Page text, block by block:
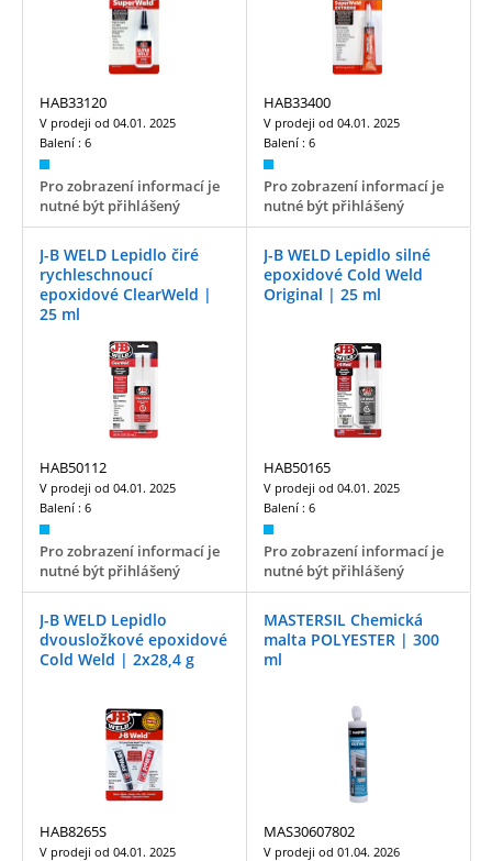
HAB33120
V prodeji od 04.01. 2025
Balení : 6
Pro zobrazení informací je
nutné být přihlášený
HAB33400
V prodeji od 04.01. 2025
Balení : 6
Pro zobrazení informací je
nutné být přihlášený
J-B WELD Lepidlo čiré
rychleschnoucí
epoxidové ClearWeld |
25 ml
HAB50112
V prodeji od 04.01. 2025
Balení : 6
Pro zobrazení informací je
nutné být přihlášený
J-B WELD Lepidlo silné
epoxidové Cold Weld
Original | 25 ml
HAB50165
V prodeji od 04.01. 2025
Balení : 6
Pro zobrazení informací je
nutné být přihlášený
J-B WELD Lepidlo
dvousložkové epoxidové
Cold Weld | 2x28,4 g
HAB8265S
V prodeji od 04.01. 2025
MASTERSIL Chemická
malta POLYESTER | 300
ml
MAS30607802
V prodeji od 01.04. 2026